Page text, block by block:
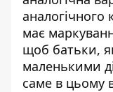
аналогічного
має
щоб батьки,
маленькими
саме в цьому